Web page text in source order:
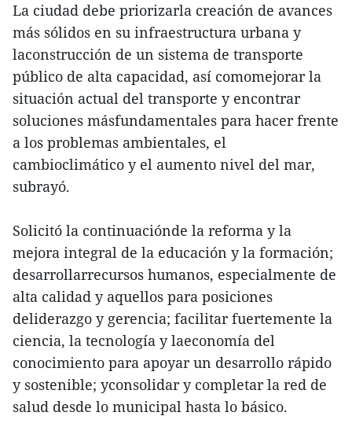
La ciudad debe priorizarla creación de avances
más sólidos en su infraestructura urbana y
laconstrucción de un sistema de transporte
público de alta capacidad, así comomejorar la
situación actual del transporte y encontrar
soluciones másfundamentales para hacer frente
a los problemas ambientales, el
cambioclimático y el aumento nivel del mar,
subrayó.
Solicitó la continuaciónde la reforma y la
mejora integral de la educación y la formación;
desarrollarrecursos humanos, especialmente de
alta calidad y aquellos para posiciones
deliderazgo y gerencia; facilitar fuertemente la
ciencia, la tecnología y laeconomía del
conocimiento para apoyar un desarrollo rápido
y sostenible; yconsolidar y completar la red de
salud desde lo municipal hasta lo básico.